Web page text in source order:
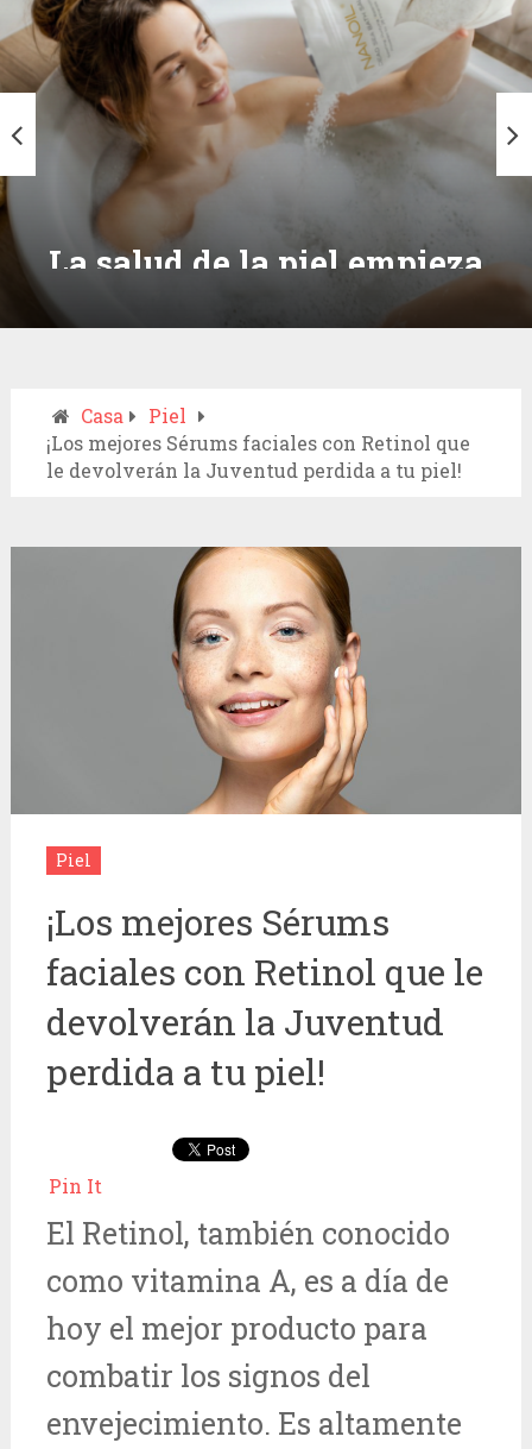
La salud de la piel empieza
con una simple elección:
mar Muerto de Nanoil
Casa
Piel
¡Los mejores Sérums faciales con Retinol que
le devolverán la Juventud perdida a tu piel!
Piel
¡Los mejores Sérums
faciales con Retinol que le
devolverán la Juventud
perdida a tu piel!
Pin It
El Retinol, también conocido
como vitamina A, es a día de
hoy el mejor producto para
combatir los signos del
envejecimiento. Es altamente